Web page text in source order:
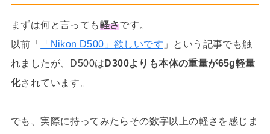
まずは何と言っても軽さです。
以前「
「Nikon D500」欲しいです 」という記事でも触
れましたが、D500は D300よりも本体の重量が65g軽量
化されています。
でも、実際に持ってみたらその数字以上の軽さを感じま